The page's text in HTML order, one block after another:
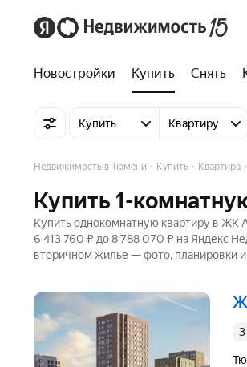
Новостройки Купить Снять
Купить Квартиру
Недвижимость в Тюмени Купить Квартира
Купить 1-
Купить однокомнатную квартиру в ЖК
6 413 760 ₽ до 8 788 070 ₽ на Яндекс
вторичном жилье — фото, планировки и